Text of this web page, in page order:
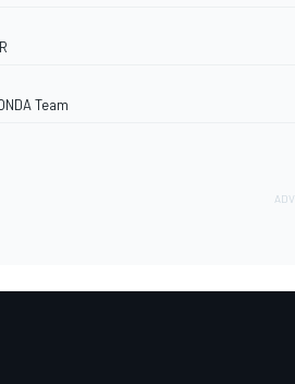
Team